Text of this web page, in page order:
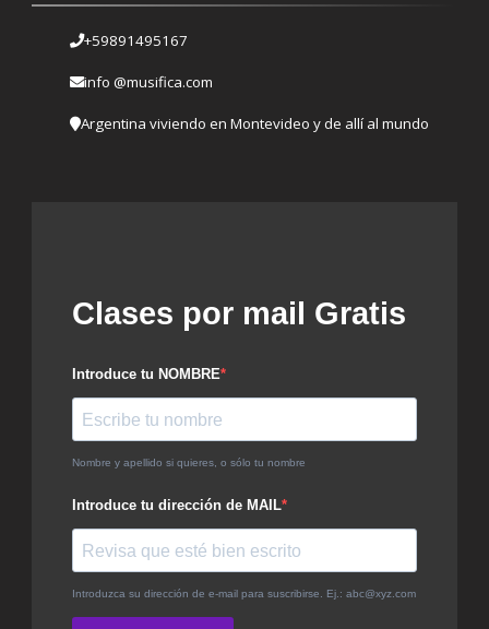
+59891495167
info @musifica.com
Argentina viviendo en Montevideo y de allí al mundo